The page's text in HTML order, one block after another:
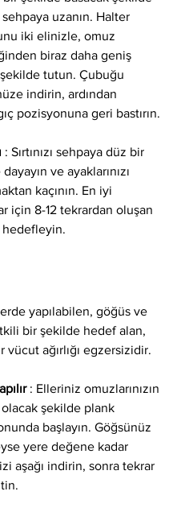
uzanın. Halter
iki elinizle, omuz
biraz daha geniş
tutun. Çubuğu
indirin, ardından
​​pozisyonuna geri bastırın.
: Sırtınızı sehpaya düz bir
ve ayaklarınızı
kaçının. En iyi
için 8-12 tekrardan oluşan
hedefleyin.
yapılabilen, göğüs ve
bir şekilde hedef alan,
vücut ağırlığı egzersizidir.
: Elleriniz omuzlarınızın
olacak şekilde plank
başlayın. Göğsünüz
yere değene kadar
aşağı indirin, sonra tekrar